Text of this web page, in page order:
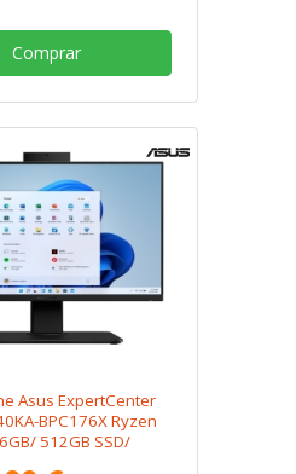
Comprar
Asus ExpertCenter
BPC176X Ryzen
512GB SSD/